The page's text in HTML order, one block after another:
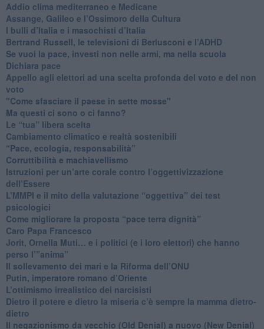
Addio clima mediterraneo e Medicane
​Assange, Galileo e l’Ossimoro della Cultura
​I bulli d’Italia e i masochisti d’Italia
​Bertrand Russell, le televisioni di Berlusconi e l’ADHD
​Se vuoi la pace, investi non nelle armi, ma nella scuola
​Dichiara pace
​Appello agli elettori ad una scelta profonda del voto e del non
voto
"Come sfasciare il paese in sette mosse"
​Ma questi ci sono o ci fanno?
​Le “tua” libera scelta
Cambiamento climatico e realtà sostenibili
“Pace, ecologia, responsabilità”
​Corruttibilità e machiavellismo
Istruzioni per un’arte corale contro l’oggettivizzazione
dell’Essere
​L’MMPI e il mito della valutazione “oggettiva” dei test
psicologici
Come migliorare la proposta “pace terra dignità”
Caro Papa Francesco
​Jorit, Ornella Muti… e i politici (e i loro elettori) che hanno
perso l’”anima”
​Il sollevamento dei mari e la Riforma dell’ONU
Putin, imperatore romano d’Oriente
​L’ottimismo irrealistico dei narcisisti
​Dietro il potere e dietro la miseria c’è sempre la mamma dietro-
dietro
Il negazionismo da vecchio (Old Denial) a nuovo (New Denial)